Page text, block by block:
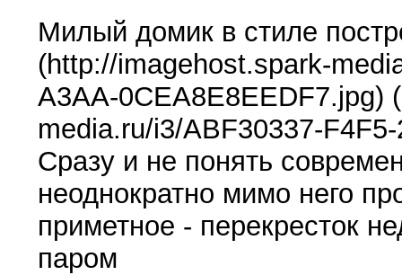
Милый домик в стиле
(http://imagehost.spark-
A3AA-0CEA8E8EEDF7.jpg)
media.ru/i3/ABF30337-
Сразу и не понять
неоднократно мимо него
приметное - перекресток
паром